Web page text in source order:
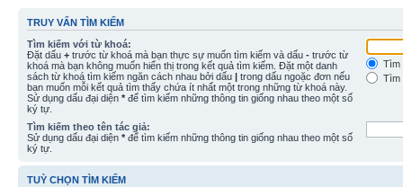
TRUY VẤN TÌM KIẾM
Tìm kiếm với từ khoá:
Đặt dấu + trước từ khoá mà bạn thực sự muốn tìm kiếm và dấu - trước từ
khoá mà bạn không muốn hiển thị trong kết quả tìm kiếm. Đặt một danh
sách từ khoá tìm kiếm ngăn cách nhau bởi dấu | trong dấu ngoặc đơn nếu
bạn muốn mỗi kết quả tìm thấy chứa ít nhất một trong những từ khoá này.
Sử dụng dấu đại diện * để tìm kiếm những thông tin giống nhau theo một số
ký tự.
Tìm
Tìm
Tìm kiếm theo tên tác giả:
Sử dụng dấu đại diện * để tìm kiếm những thông tin giống nhau theo một số
ký tự.
TUỲ CHỌN TÌM KIẾM